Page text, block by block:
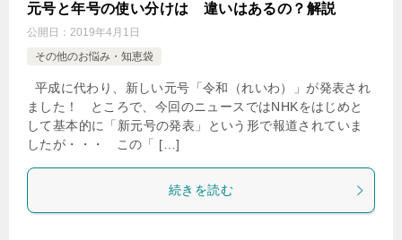
元号と年号の使い分けは 違いはあるの？解説
公開日： 2019年4月1日
その他のお悩み・知恵袋
平成に代わり、新しい元号「令和（れいわ）」が発表され
ました！ ところで、今回のニュースではNHKをはじめと
して基本的に「新元号の発表」という形で報道されていま
したが・・・ この「 […]
続きを読む